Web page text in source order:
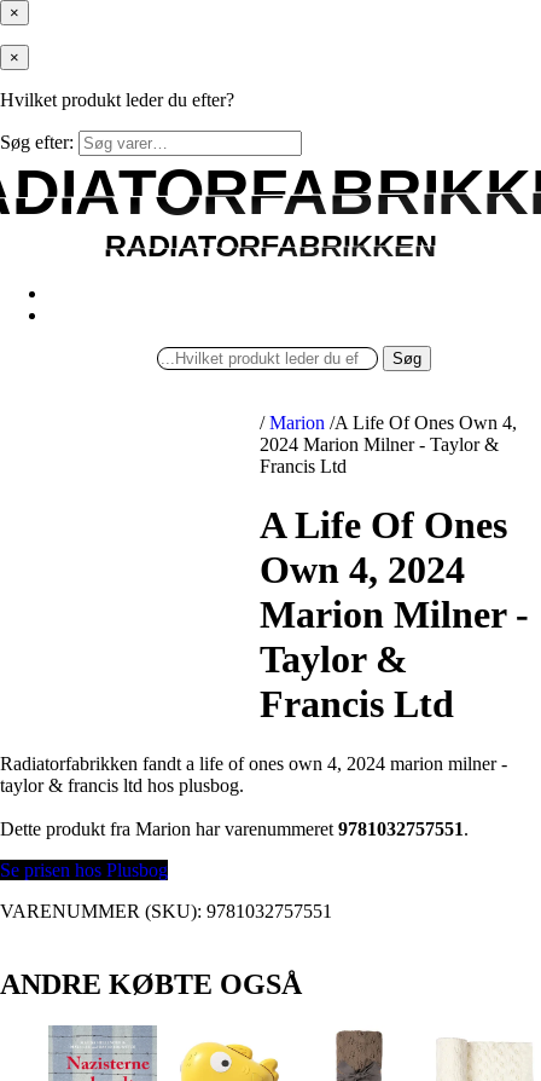
×
×
Hvilket produkt leder du efter?
Søg efter:
RADIATORFABRIKKEN
RADIATORFABRIKKEN
Søg
/ Marion /A Life Of Ones Own 4,
2024 Marion Milner - Taylor &
Francis Ltd
A Life Of Ones
Own 4, 2024
Marion Milner -
Taylor &
Francis Ltd
Radiatorfabrikken fandt a life of ones own 4, 2024 marion milner -
taylor & francis ltd hos plusbog.
Dette produkt fra Marion har varenummeret 9781032757551.
Se prisen hos Plusbog
VARENUMMER (SKU): 9781032757551
ANDRE KØBTE OGSÅ